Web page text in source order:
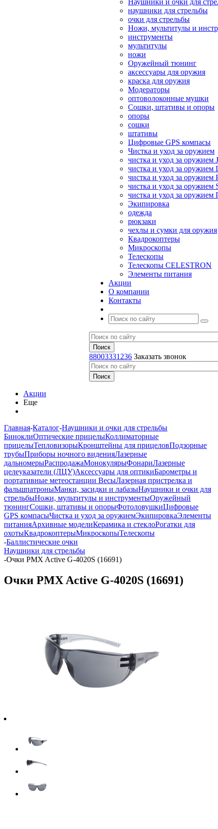
Наушники и очки для
наушники для стрельбы
очки для стрельбы
Ножи, мультитулы и
инструменты
мультитулы
ножи
Оружейный тюнинг
аксессуары для оружия
краска для оружия
Модераторы
оптоволоконные мушки
Сошки, штативы и опоры
опоры
сошки
штативы
Цифровые GPS компасы
Чистка и уход за оружием
чистка и уход за оружием
чистка и уход за оружием
чистка и уход за оружием
чистка и уход за оружием
чистка и уход за
Экипировка
одежда
рюкзаки
чехлы и сумки для оружия
Квадрокоптеры
Микроскопы
Телескопы
Телескопы CELESTRON
Элементы питания
Акции
О компании
Контакты
88003331236 Заказать звонок
Акции
Еще
Главная-Каталог-Наушники и очки для стрельбы
БиноклиОптические прицелыКоллиматорные
прицелыТепловизорыКронштейны для прицеловПодзорные
трубыПриборы ночного виденияЛазерные
дальномерыРаспродажаМонокулярыФонариЛазерные
целеуказатели (ЛЦУ)Аксессуары для оптикиБарометры и
портативные метеостанции ВесыЛазерная пристрелка и
фальшпатроныМанки, засидки и лабазыНаушники и очки для
стрельбыНожи, мультитулы и инструментыОружейный
тюнингСошки, штативы и опорыФотоловушкиЦифровые
GPS компасыЧистка и уход за оружиемЭкипировкаЭлементы
питанияАрхивные моделиКерамика и стеклоРогатки для
охотыКвадрокоптерыМикроскопыТелескопы
-Баллистические очки
Наушники для стрельбы
-Очки PMX Active G-4020S (16691)
Очки PMX Active G-4020S (16691)